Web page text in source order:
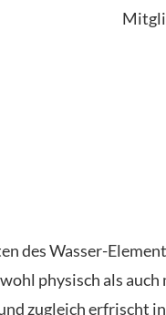
des Wasser-
physisch als
zugleich erfrischt